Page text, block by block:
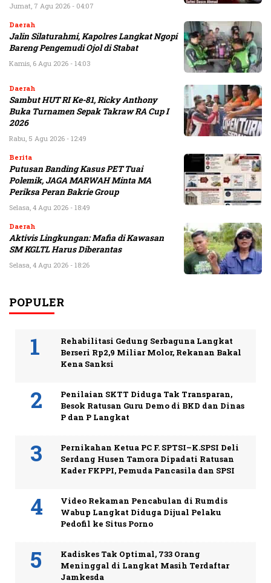
Jumat, 7 Agu 2026 - 04:07
Daerah
Jalin Silaturahmi, Kapolres Langkat Ngopi
Bareng Pengemudi Ojol di Stabat
Kamis, 6 Agu 2026 - 14:03
Daerah
Sambut HUT RI Ke-81, Ricky Anthony
Buka Turnamen Sepak Takraw RA Cup I
2026
Rabu, 5 Agu 2026 - 12:49
Berita
Putusan Banding Kasus PET Tuai
Polemik, JAGA MARWAH Minta MA
Periksa Peran Bakrie Group
Selasa, 4 Agu 2026 - 18:49
Daerah
Aktivis Lingkungan: Mafia di Kawasan
SM KGLTL Harus Diberantas
Selasa, 4 Agu 2026 - 18:26
POPULER
Rehabilitasi Gedung Serbaguna Langkat
Berseri Rp2,9 Miliar Molor, Rekanan Bakal
Kena Sanksi
Penilaian SKTT Diduga Tak Transparan,
Besok Ratusan Guru Demo di BKD dan Dinas
P dan P Langkat
Pernikahan Ketua PC F. SPTSI–K.SPSI Deli
Serdang Husen Tamora Dipadati Ratusan
Kader FKPPI, Pemuda Pancasila dan SPSI
Video Rekaman Pencabulan di Rumdis
Wabup Langkat Diduga Dijual Pelaku
Pedofil ke Situs Porno
Kadiskes Tak Optimal, 733 Orang
Meninggal di Langkat Masih Terdaftar
Jamkesda